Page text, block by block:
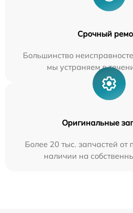
Срочный
Большинство
мы устраняем в
Оригинальные
Более 20 тыс. запчастей от
наличии на